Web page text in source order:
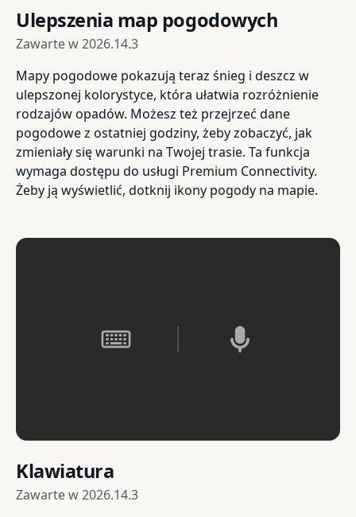
Ulepszenia map pogodowych
Zawarte w2026.14.3
Mapy pogodowe pokazują teraz śnieg i deszcz w
ulepszonej kolorystyce, która ułatwia rozróżnienie
rodzajów opadów. Możesz też przejrzeć dane
pogodowe z ostatniej godziny, żeby zobaczyć, jak
zmieniały się warunki na Twojej trasie. Ta funkcja
wymaga dostępu do usługi Premium Connectivity.
Żeby ją wyświetlić, dotknij ikony pogody na mapie.
Klawiatura
Zawarte w2026.14.3